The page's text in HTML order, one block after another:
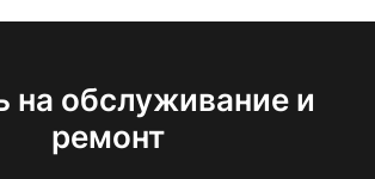
на обслуживание и
ремонт